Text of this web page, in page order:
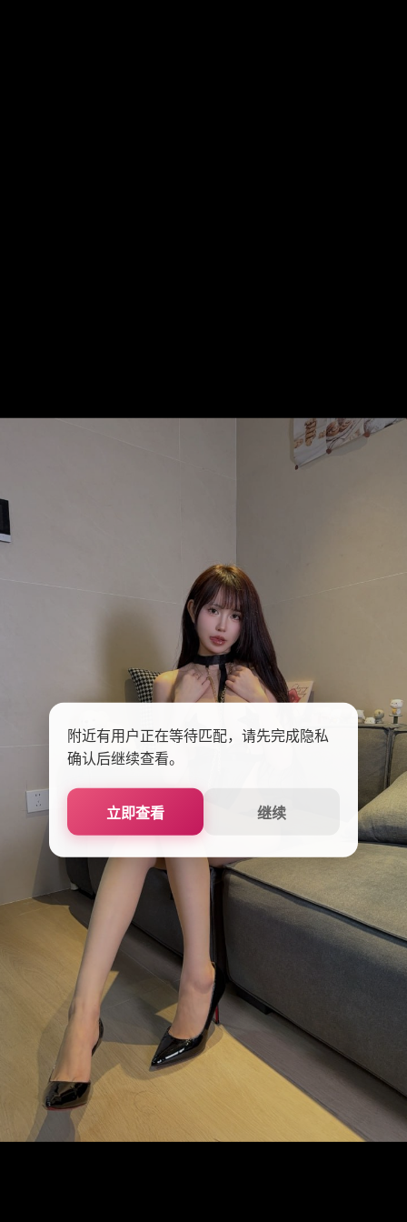
附近有用户正在等待匹配，请先完成隐私
确认后继续查看。
立即查看 继续